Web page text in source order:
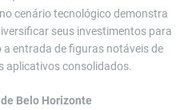
cenário tecnológico demonstra
seus investimentos para
entrada de figuras notáveis de
aplicativos consolidados.
Belo Horizonte